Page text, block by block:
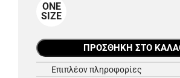
ONE
SIZE
ΠΡΟΣΘΉΚΗ ΣΤΟ
Επιπλέον πληροφορίες